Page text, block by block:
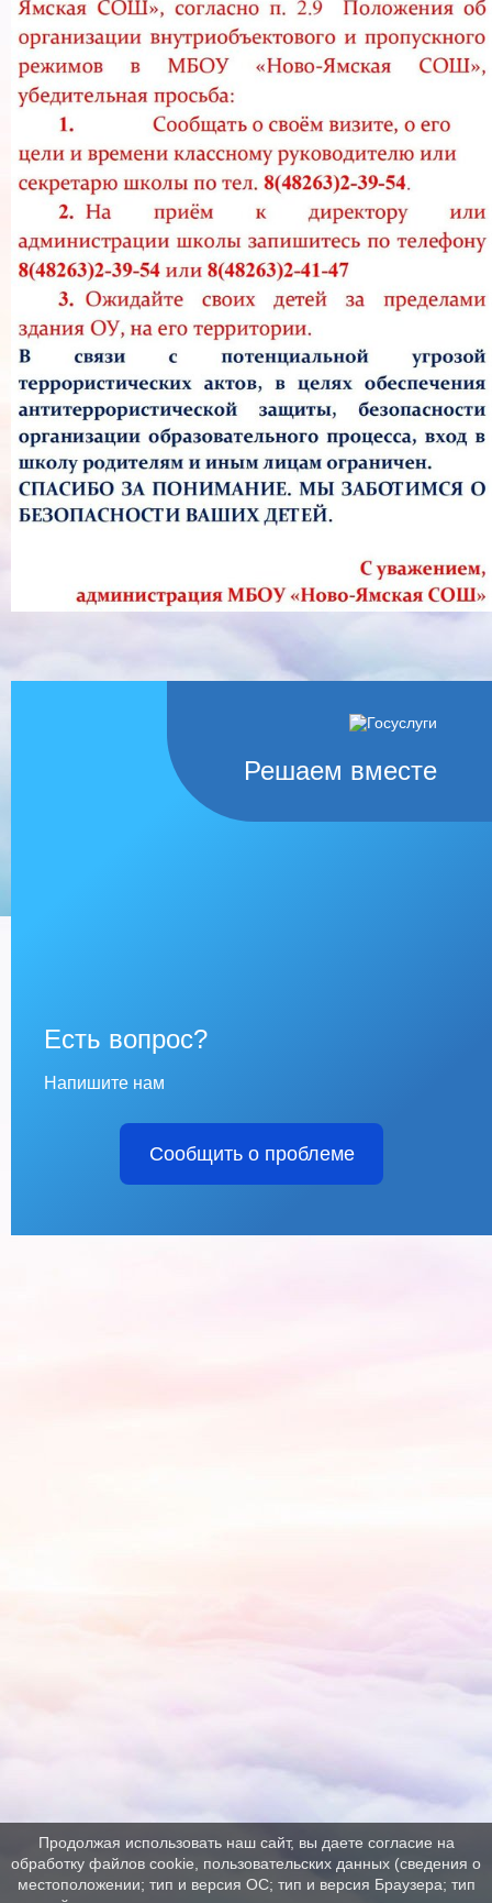
Решаем вместе
Есть вопрос?
Напишите нам
Сообщить о проблеме
Продолжая использовать наш сайт, вы даете согласие на
обработку файлов cookie, пользовательских данных (сведения о
местоположении; тип и версия ОС; тип и версия Браузера; тип